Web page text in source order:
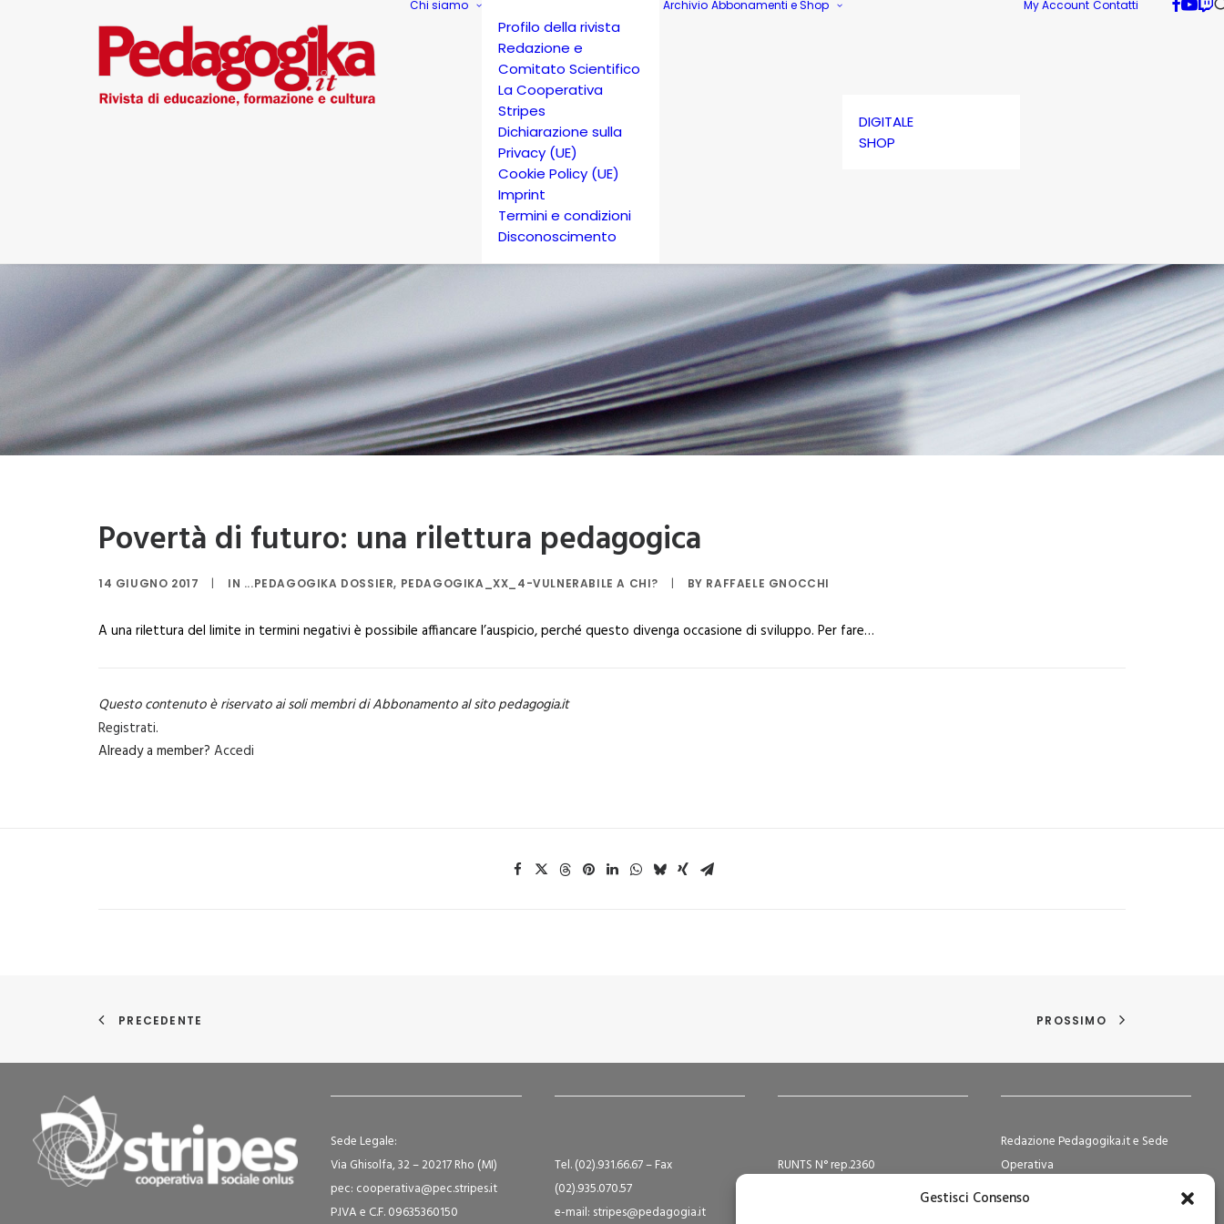
Gestisci Consenso
Chi siamo
Profilo della rivista
Redazione e
Comitato Scientifico
La Cooperativa
Stripes
Dichiarazione sulla
Privacy (UE)
Cookie Policy (UE)
Imprint
Termini e condizioni
Disconoscimento
Archivio Abbonamenti e Shop
DIGITALE
SHOP
My Account Contatti
Povertà di futuro: una rilettura pedagogica
14 GIUGNO 2017 | IN ...PEDAGOGIKA DOSSIER, PEDAGOGIKA_XX_4-VULNERABILE A CHI? | BY RAFFAELE GNOCCHI
A una rilettura del limite in termini negativi è possibile affiancare l’auspicio, perché questo divenga occasione di sviluppo. Per fare…
Questo contenuto è riservato ai soli membri di Abbonamento al sito pedagogia.it
Registrati.
Already a member? Accedi
PRECEDENTE PROSSIMO
Sede Legale:
Via Ghisolfa, 32 – 20217 Rho (MI)
pec: cooperativa@pec.stripes.it
P.IVA e C.F. 09635360150
Tel. (02).931.66.67 – Fax
(02).935.070.57
e-mail: stripes@pedagogia.it
RUNTS N° rep.2360
Albo Società Cooperative N°
Redazione Pedagogika.it e Sede
Operativa
Via San Domenico Savio, 6 – 20017